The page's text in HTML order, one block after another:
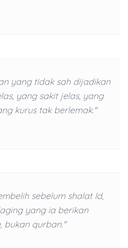
yang tidak sah dijadikan
yang sakit jelas, yang
kurus tak berlemak."
sebelum shalat Id,
yang ia berikan
bukan qurban."